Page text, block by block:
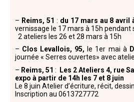
– Reims, 51 : du 17 mars au 8 avril
vernissage le 17 mars à 15h pendant
2 ateliers les 26 et 28 mars à 15h
– Clos Levallois, 95, le 1er mai à
journée « Serres ouvertes» avec
– Reims, 51 : Les 2 Ateliers 4, rue
expo à partir de 14h les 7 et 8 juin
Le 8 juin Atelier d’écriture, récit,
Inscription au 0613727772